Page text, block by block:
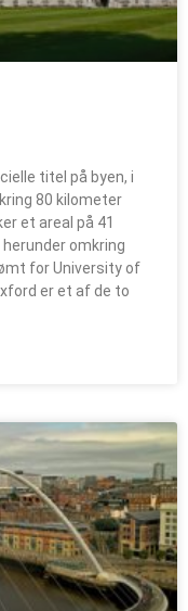
titel på byen, i
80 kilometer
et areal på 41
herunder omkring
for University of
er et af de to